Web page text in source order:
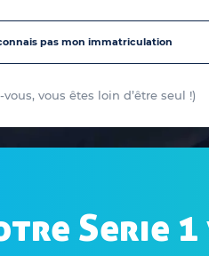
pas mon immatriculation
vous, vous êtes loin d’être seul !)
Serie